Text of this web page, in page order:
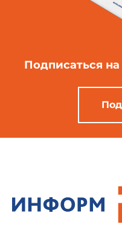
Подписаться